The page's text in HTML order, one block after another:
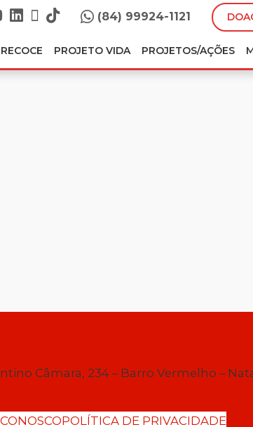
(84) 99924-1121
PROJETO VIDA PROJETOS/AÇÕES
Câmara, 234 – Barro Vermelho –
POLÍTICA DE PRIVACIDADE